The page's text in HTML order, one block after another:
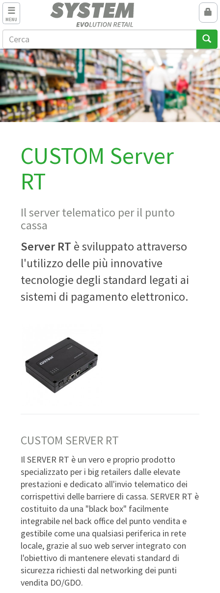
MENU
CUSTOM Server
RT
Il server telematico per il punto
cassa
Server RT è sviluppato attraverso
l'utilizzo delle più innovative
tecnologie degli standard legati ai
sistemi di pagamento elettronico.
CUSTOM SERVER RT
Il SERVER RT è un vero e proprio prodotto
specializzato per i big retailers dalle elevate
prestazioni e dedicato all'invio telematico dei
corrispettivi delle barriere di cassa. SERVER RT è
costituito da una "black box" facilmente
integrabile nel back office del punto vendita e
gestibile come una qualsiasi periferica in rete
locale, grazie al suo web server integrato con
l'obiettivo di mantenere elevati standard di
sicurezza richiesti dal networking dei punti
vendita DO/GDO.